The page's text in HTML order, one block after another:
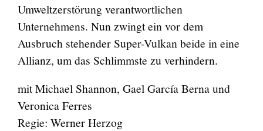
Umweltzerstörung verantwortlichen
Unternehmens. Nun zwingt ein vor dem
Ausbruch stehender Super-Vulkan beide in eine
Allianz, um das Schlimmste zu verhindern.
mit Michael Shannon, Gael García Berna und
Veronica Ferres
Regie: Werner Herzog